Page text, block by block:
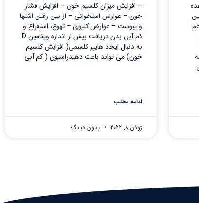
– افزایش میزان کلسیم خون – افزایش فشار
خون – عوارض استخوانی – از بین رفتن اشتها
و یبوست – عوارض کلیوی – تهوع، استفراغ و
کم آبی بدن دریافت بیش از اندازه ویتامین D
به دنبال ایجاد هایپر کلسمی( افزایش کلسیم
خون) می تواند باعث دهیدراسیون ( کم آبی
ادامه مطلب
ژوئن 8, 2022 بدون دیدگاه